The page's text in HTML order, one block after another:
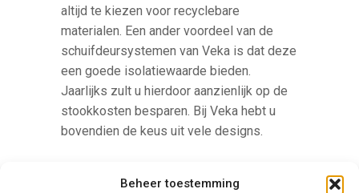
Beheer toestemming
altijd te kiezen voor recyclebare
materialen. Een ander voordeel van de
schuifdeursystemen van Veka is dat deze
een goede isolatiewaarde bieden.
Jaarlijks zult u hierdoor aanzienlijk op de
stookkosten besparen. Bij Veka hebt u
bovendien de keus uit vele designs.